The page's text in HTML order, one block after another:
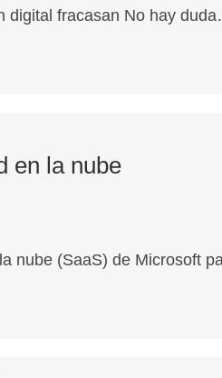
digital fracasan No hay
en la nube
nube (SaaS) de Microsoft